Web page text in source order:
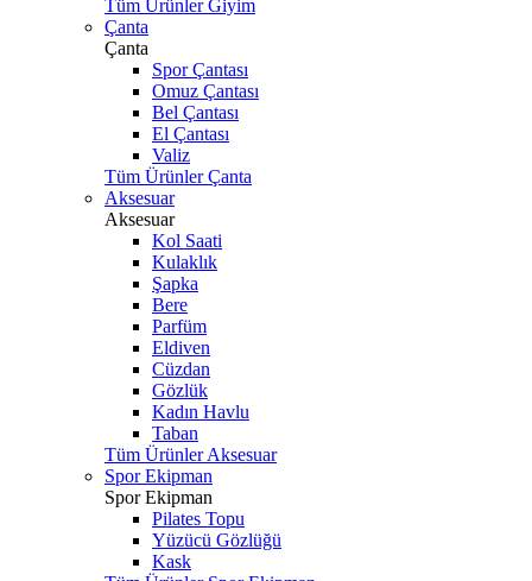
Tüm Ürünler Giyim
Çanta
Çanta
Spor Çantası
Omuz Çantası
Bel Çantası
El Çantası
Valiz
Tüm Ürünler Çanta
Aksesuar
Aksesuar
Kol Saati
Kulaklık
Şapka
Bere
Parfüm
Eldiven
Cüzdan
Gözlük
Kadın Havlu
Taban
Tüm Ürünler Aksesuar
Spor Ekipman
Spor Ekipman
Pilates Topu
Yüzücü Gözlüğü
Kask